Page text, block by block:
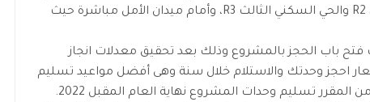
ما بين الحي السكني الثاني R2 والحي السكني الثالث R3، وأمام ميدان الأمل مباشرة حيث
فتح باب الحجز بالمشروع وذلك بعد تحقيق معدلات انجاز
احجز وحدتك والاستلام خلال سنة وهى أفضل مواعيد تسليم
المقرر تسليم وحدات المشروع نهاية العام المقبل 2022.